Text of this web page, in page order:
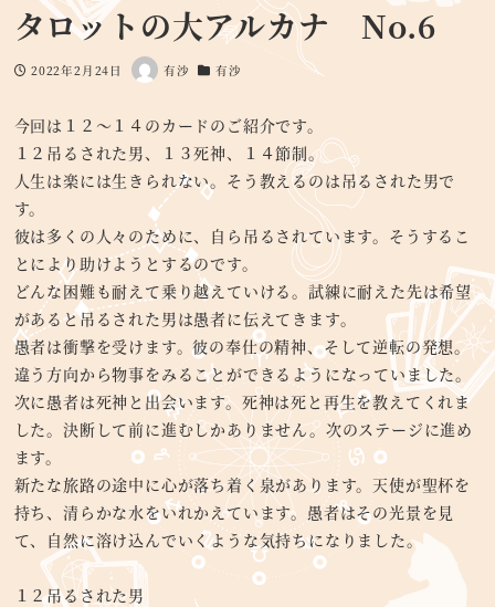
タロットの大アルカナ No.6
投稿日
2022年2月24日
著
有沙
カテゴリー
有沙
今回は１２～１４のカードのご紹介です。
１２吊るされた男、１３死神、１４節制。
人生は楽には生きられない。そう教えるのは吊るされた男で
す。
彼は多くの人々のために、自ら吊るされています。そうするこ
とにより助けようとするのです。
どんな困難も耐えて乗り越えていける。試練に耐えた先は希望
があると吊るされた男は愚者に伝えてきます。
愚者は衝撃を受けます。彼の奉仕の精神、そして逆転の発想。
違う方向から物事をみることができるようになっていました。
次に愚者は死神と出会います。死神は死と再生を教えてくれま
した。決断して前に進むしかありません。次のステージに進め
ます。
新たな旅路の途中に心が落ち着く泉があります。天使が聖杯を
持ち、清らかな水をいれかえています。愚者はその光景を見
て、自然に溶け込んでいくような気持ちになりました。
１２吊るされた男